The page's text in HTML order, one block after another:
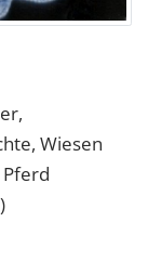
Wiesen